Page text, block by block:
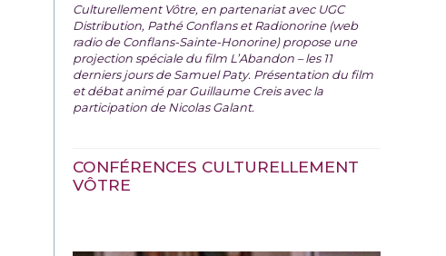
Culturellement Vôtre, en partenariat avec UGC
Distribution, Pathé Conflans et Radionorine (web
radio de Conflans-Sainte-Honorine) propose une
projection spéciale du film L’Abandon – les 11
derniers jours de Samuel Paty. Présentation du film
et débat animé par Guillaume Creis avec la
participation de Nicolas Galant.
CONFÉRENCES CULTURELLEMENT
VÔTRE